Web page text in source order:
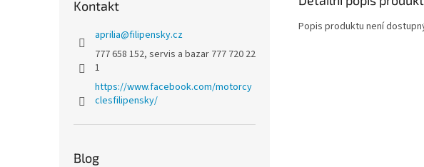
Kontakt
aprilia@filipensky.cz
777 658 152, servis a bazar 777 720 22
1
https://www.facebook.com/motorcy
clesfilipensky/
Blog
Popis produktu není